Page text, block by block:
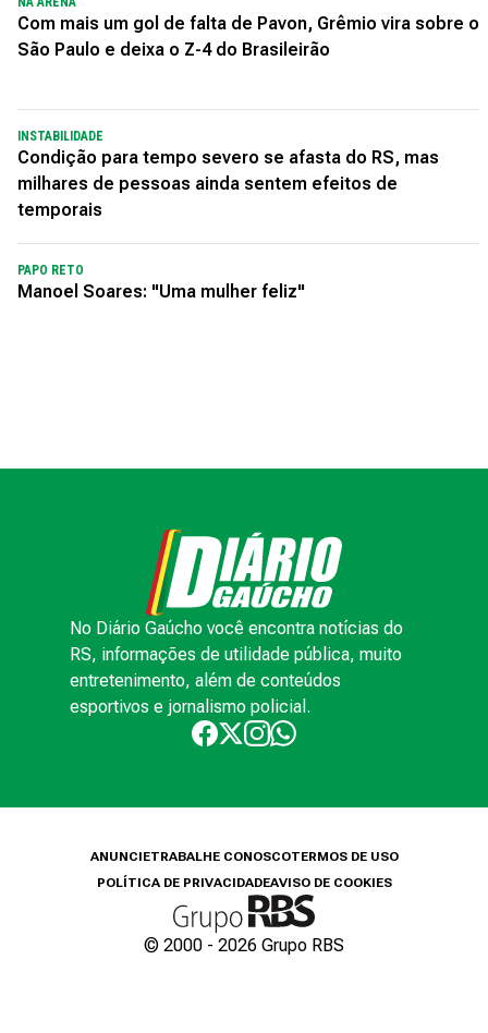
Com mais um gol de falta de Pavon, Grêmio vira sobre o
São Paulo e deixa o Z-4 do Brasileirão
INSTABILIDADE
Condição para tempo severo se afasta do RS, mas
milhares de pessoas ainda sentem efeitos de
temporais
PAPO RETO
Manoel Soares: "Uma mulher feliz"
No Diário Gaúcho você encontra notícias do
RS, informações de utilidade pública, muito
entretenimento, além de conteúdos
esportivos e jornalismo policial.
ANUNCIETRABALHE CONOSCOTERMOS DE USO
POLÍTICA DE PRIVACIDADEAVISO DE COOKIES
© 2000 - 2026 Grupo RBS